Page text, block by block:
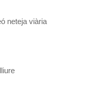
neteja viària